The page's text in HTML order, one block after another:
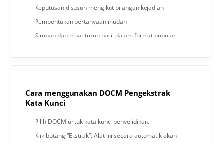
Keputusan disusun mengikut bilangan kejadian
Pembentukan pertanyaan mudah
Simpan dan muat turun hasil dalam format popular
Cara menggunakan DOCM Pengekstrak
Kata Kunci
Pilih DOCM untuk kata kunci penyelidikan.
Klik butang “Ekstrak”. Alat ini secara automatik akan